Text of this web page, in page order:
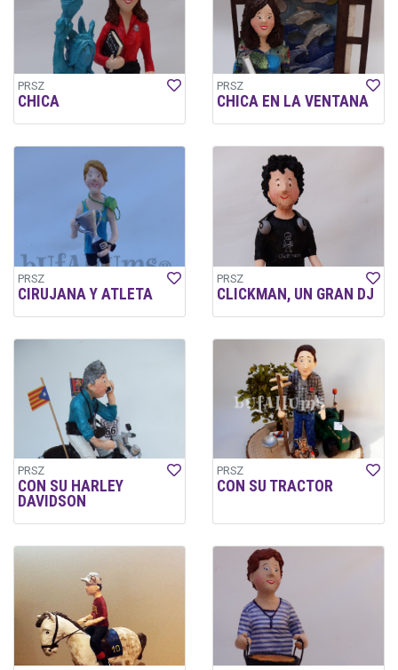
PRSZ
CHICA
PRSZ
CHICA EN LA VENTANA
PRSZ
CIRUJANA Y ATLETA
PRSZ
CLICKMAN, UN GRAN DJ
PRSZ
CON SU HARLEY
DAVIDSON
PRSZ
CON SU TRACTOR